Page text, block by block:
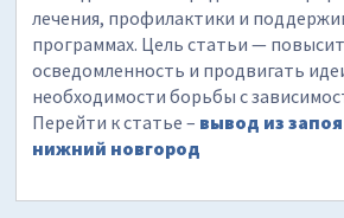
лечения, профилактики и
программах. Цель статьи —
осведомленность и продвигать
необходимости борьбы с
Перейти к статье – вывод из
нижний новгород